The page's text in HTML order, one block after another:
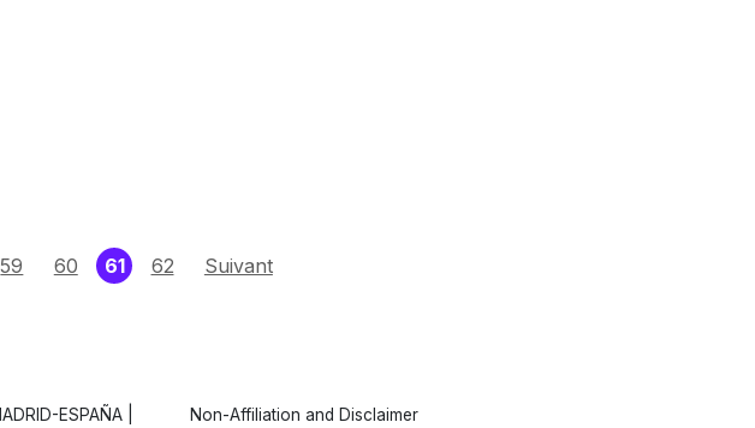
59 60 61(current)
62 Suivant
ESPAÑA | Non-Affiliation and Disclaimer